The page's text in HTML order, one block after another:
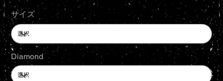
サイズ
Diamond